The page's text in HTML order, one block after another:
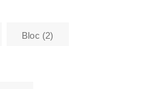
Bloc (2)